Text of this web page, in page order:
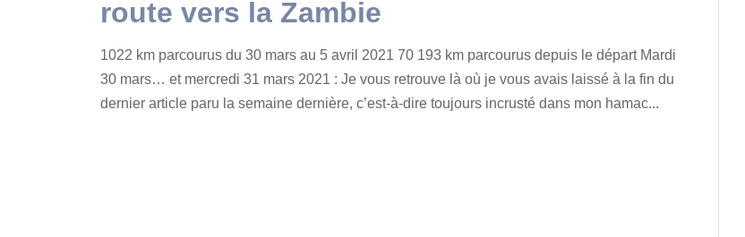
route vers la Zambie
1022 km parcourus du 30 mars au 5 avril 2021 70 193 km parcourus depuis le départ Mardi
30 mars… et mercredi 31 mars 2021 : Je vous retrouve là où je vous avais laissé à la fin du
dernier article paru la semaine dernière, c’est-à-dire toujours incrusté dans mon hamac...